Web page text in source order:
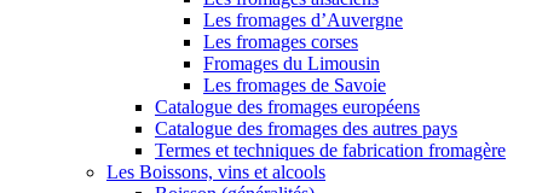
Les fromages d’Auvergne
Les fromages corses
Fromages du Limousin
Les fromages de Savoie
Catalogue des fromages européens
Catalogue des fromages des autres pays
Termes et techniques de fabrication fromagère
Les Boissons, vins et alcools